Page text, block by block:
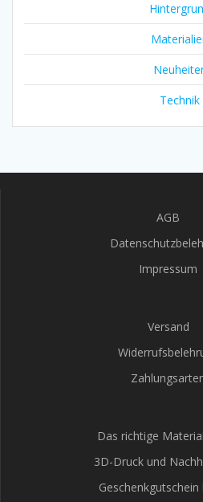
Technik
AGB
Impressum
Versand
Das richtige
3D-Druck und
Geschenkgutschein